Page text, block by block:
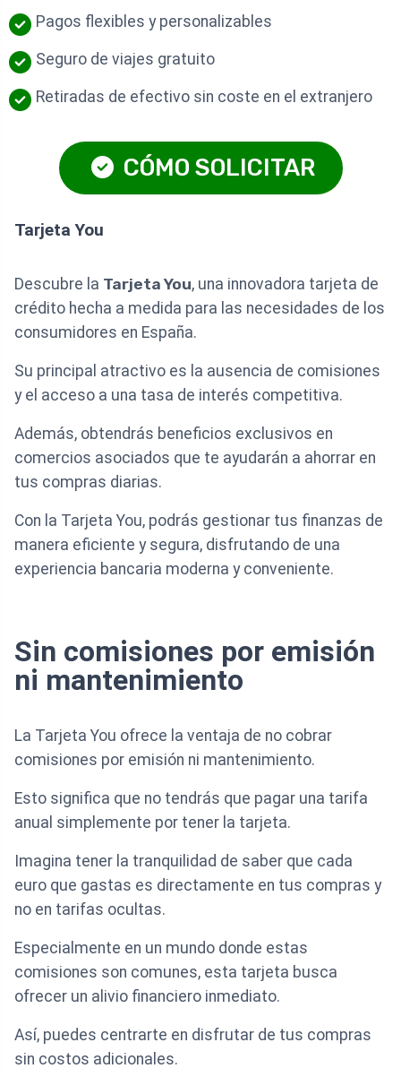
Pagos flexibles y personalizables
Seguro de viajes gratuito
Retiradas de efectivo sin coste en el extranjero
CÓMO SOLICITAR
Tarjeta You
Descubre la Tarjeta You, una innovadora tarjeta de
crédito hecha a medida para las necesidades de los
consumidores en España.
Su principal atractivo es la ausencia de comisiones
y el acceso a una tasa de interés competitiva.
Además, obtendrás beneficios exclusivos en
comercios asociados que te ayudarán a ahorrar en
tus compras diarias.
Con la Tarjeta You, podrás gestionar tus finanzas de
manera eficiente y segura, disfrutando de una
experiencia bancaria moderna y conveniente.
Sin comisiones por emisión
ni mantenimiento
La Tarjeta You ofrece la ventaja de no cobrar
comisiones por emisión ni mantenimiento.
Esto significa que no tendrás que pagar una tarifa
anual simplemente por tener la tarjeta.
Imagina tener la tranquilidad de saber que cada
euro que gastas es directamente en tus compras y
no en tarifas ocultas.
Especialmente en un mundo donde estas
comisiones son comunes, esta tarjeta busca
ofrecer un alivio financiero inmediato.
Así, puedes centrarte en disfrutar de tus compras
sin costos adicionales.